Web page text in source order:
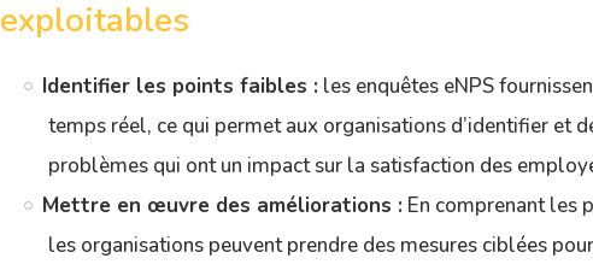
exploitables
Identifier les points faibles : les enquêtes eNPS
temps réel, ce qui permet aux organisations d’identifier et
problèmes qui ont un impact sur la satisfaction des
Mettre en œuvre des améliorations : En comprenant les
les organisations peuvent prendre des mesures ciblées